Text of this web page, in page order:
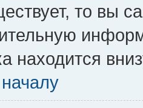
то вы
находится